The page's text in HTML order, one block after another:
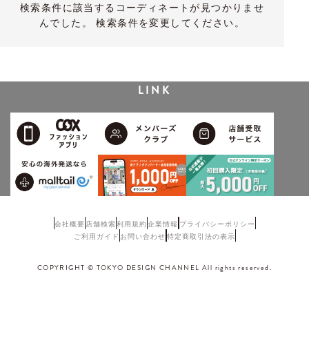
検索条件に該当するコーディネートが見つかりませ
んでした。 検索条件を変更してください。
LINK
会社概要 店舗検索利用規約企業情報 プライバシーポリシー
ご利用ガイド お問い合わせ 特定商取引法の表示
COPYRIGHT © TOKYO DESIGN CHANNEL All rights reserved.